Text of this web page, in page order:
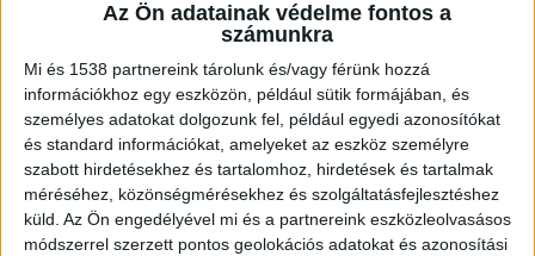
Az Ön adatainak védelme fontos a
számunkra
Mi és 1538 partnereink tárolunk és/vagy férünk hozzá
információkhoz egy eszközön, például sütik formájában, és
személyes adatokat dolgozunk fel, például egyedi azonosítókat
és standard információkat, amelyeket az eszköz személyre
szabott hirdetésekhez és tartalomhoz, hirdetések és tartalmak
méréséhez, közönségmérésekhez és szolgáltatásfejlesztéshez
küld. Az Ön engedélyével mi és a partnereink eszközleolvasásos
módszerrel szerzett pontos geolokációs adatokat és azonosítási
A végrehajtói maffia ügye tavaly ilyenkor
robbant. A ferihegyi reptéren lekapcsolták
Schadl Györgyötés feleségét, miközben
bőröndnyi készpénzzel próbáltak Dubaiba
utazni. Állítólag fülest kaptak, hogy vadásznak